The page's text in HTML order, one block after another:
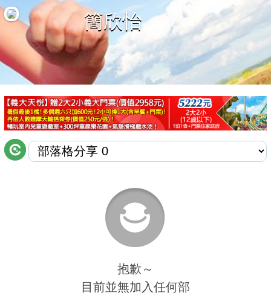
最新留言
商家合作
推薦景點
討論區
聯絡我們
簡欣怡
抱歉～
目前並無加入任何部